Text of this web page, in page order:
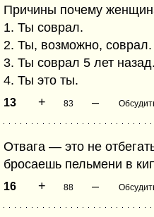
Причины почему
1. Ты соврал.
2. Ты, возможно, соврал.
3. Ты соврал 5 лет назад.
4. Ты это ты.
13 + 83 –
Отвага — это не
бросаешь пельмени в
16 + 88 –